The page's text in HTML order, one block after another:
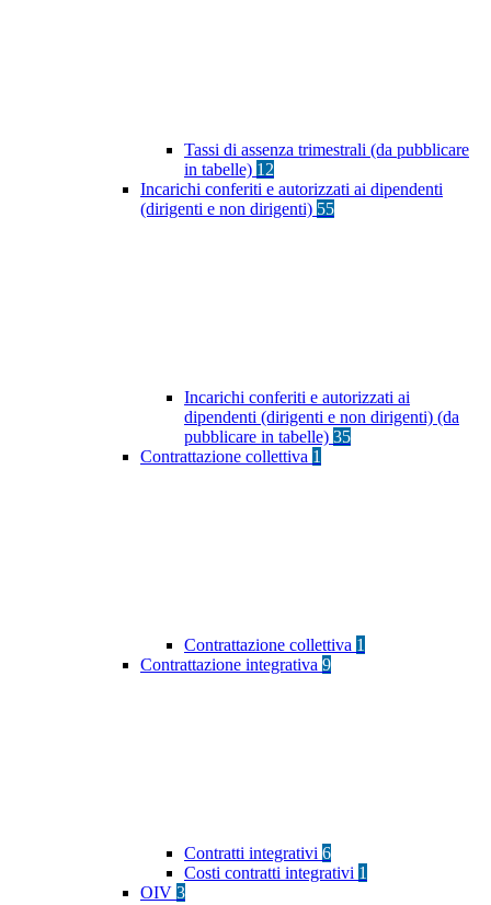
Tassi di assenza trimestrali (da pubblicare
in tabelle) 12
Incarichi conferiti e autorizzati ai dipendenti
(dirigenti e non dirigenti) 55
Incarichi conferiti e autorizzati ai
dipendenti (dirigenti e non dirigenti) (da
pubblicare in tabelle) 35
Contrattazione collettiva 1
Contrattazione collettiva 1
Contrattazione integrativa 9
Contratti integrativi 6
Costi contratti integrativi 1
OIV 3